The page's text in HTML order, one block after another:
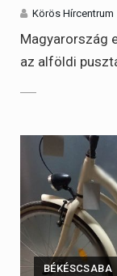
Körös Hírcentrum
Magyarország
az alföldi
BÉKÉSCSABA